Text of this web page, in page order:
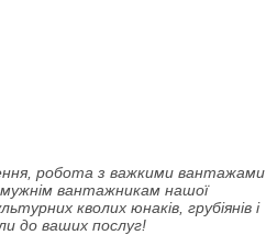
робота з важкими вантажами
мужнім вантажникам нашої
кволих юнаків, грубіянів і
до ваших послуг!